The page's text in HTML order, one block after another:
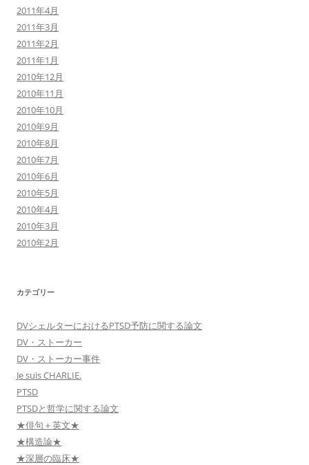
2011年4月
2011年3月
2011年2月
2011年1月
2010年12月
2010年11月
2010年10月
2010年9月
2010年8月
2010年7月
2010年6月
2010年5月
2010年4月
2010年3月
2010年2月
カテゴリー
DVシェルターにおけるPTSD予防に関する論文
DV・ストーカー
DV・ストーカー事件
Je suis CHARLIE.
PTSD
PTSDと哲学に関する論文
★俳句＋英文★
★構造論★
★深層の臨床★